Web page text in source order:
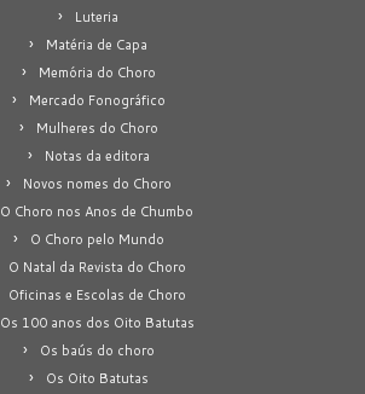
Luteria
Matéria de Capa
Memória do Choro
Mercado Fonográfico
Mulheres do Choro
Notas da editora
Novos nomes do Choro
O Choro nos Anos de Chumbo
O Choro pelo Mundo
O Natal da Revista do Choro
Oficinas e Escolas de Choro
Os 100 anos dos Oito Batutas
Os baús do choro
Os Oito Batutas